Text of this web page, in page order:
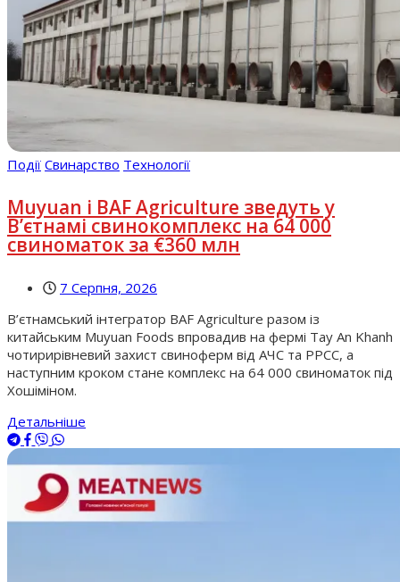
Події Свинарство Технології
Muyuan і BAF Agriculture зведуть у
В’єтнамі свинокомплекс на 64 000
свиноматок за €360 млн
7 Серпня, 2026
В’єтнамський інтегратор BAF Agriculture разом із
китайським Muyuan Foods впровадив на фермі Tay An Khanh
чотирирівневий захист свиноферм від АЧС та РРСС, а
наступним кроком стане комплекс на 64 000 свиноматок під
Хошіміном.
Детальніше